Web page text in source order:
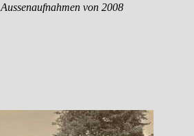
Aussenaufnahmen von 2008